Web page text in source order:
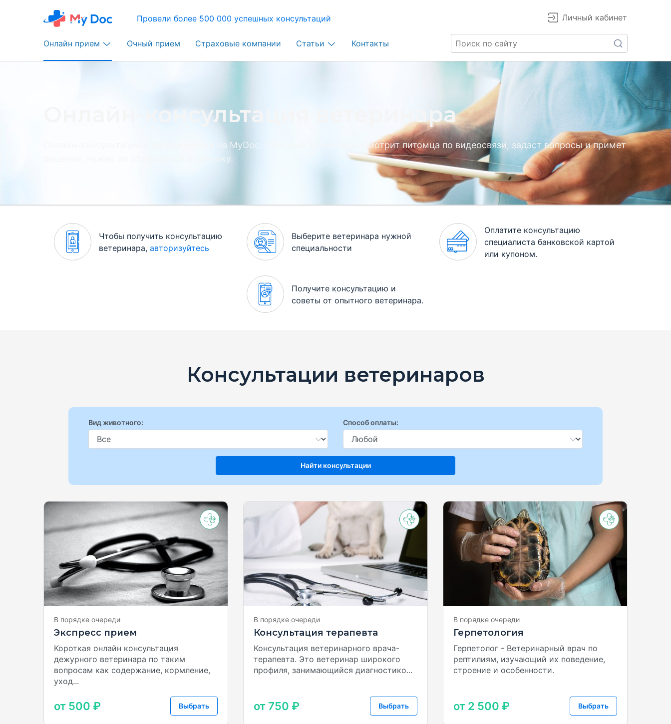
Личный кабинет
Провели более 500 000 успешных консультаций
Онлайн прием Очный прием Страховые компании Статьи Контакты
Онлайн-консультация ветеринара
Онлайн-консультации с ветеринарами на MyDoc. Опытный ветеринар осмотрит питомца по видеосвязи, задаст вопросы и примет
решение, нужно ли обращаться в клинику.
Чтобы получить консультацию
ветеринара, авторизуйтесь
Выберите ветеринара нужной
специальности
Оплатите консультацию
специалиста банковской картой
или купоном.
Получите консультацию и
советы от опытного ветеринара.
Консультации ветеринаров
Вид животного: Способ оплаты:
Найти консультации
В порядке очереди
Экспресс прием
Короткая онлайн консультация
дежурного ветеринара по таким
вопросам как содержание, кормление,
уход...
от 500 ₽ Выбрать
В порядке очереди
Консультация терапевта
Консультация ветеринарного врача-
терапевта. Это ветеринар широкого
профиля, занимающийся диагностико...
от 750 ₽ Выбрать
В порядке очереди
Герпетология
Герпетолог - Ветеринарный врач по
рептилиям, изучающий их поведение,
строение и особенности.
от 2 500 ₽ Выбрать